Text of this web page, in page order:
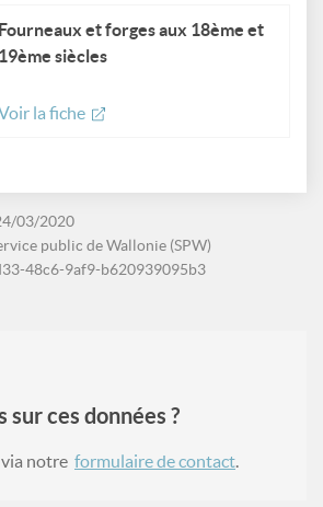
Fourneaux et forges aux 18ème et
19ème siècles
la fiche
03/2020
public de Wallonie (SPW)
48c6-9af9-b620939095b3
sur ces données ?
notre formulaire de contact.